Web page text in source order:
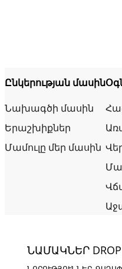
Ընկերության մասին
Նախագծի մասին
Երաշխիքներ
Մամուլը մեր մասին
ՆԱՄԱԿՆԵՐ